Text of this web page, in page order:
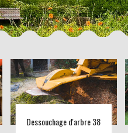
Dessouchage d'arbre 38